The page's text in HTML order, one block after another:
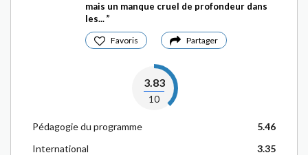
mais un manque cruel de profondeur dans
les...
Favoris Partager
3.83
10
Pédagogie du programme
5.46
International
3.35